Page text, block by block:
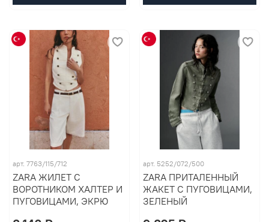
арт. 7763/115/712
ZARA ЖИЛЕТ С
ВОРОТНИКОМ ХАЛТЕР И
ПУГОВИЦАМИ, ЭКРЮ
арт. 5252/072/500
ZARA ПРИТАЛЕННЫЙ
ЖАКЕТ С ПУГОВИЦАМИ,
ЗЕЛЕНЫЙ